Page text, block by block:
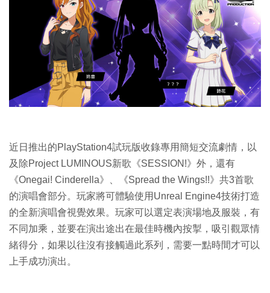
近日推出的PlayStation4試玩版收錄專用簡短交流劇情，以
及除Project LUMINOUS新歌《SESSION!》外，還有
《Onegai! Cinderella》、《Spread the Wings!!》共3首歌
的演唱會部分。玩家將可體驗使用Unreal Engine4技術打造
的全新演唱會視覺效果。玩家可以選定表演場地及服裝，有
不同加乘，並要在演出途出在最佳時機內按掣，吸引觀眾情
緒得分，如果以往沒有接觸過此系列，需要一點時間才可以
上手成功演出。